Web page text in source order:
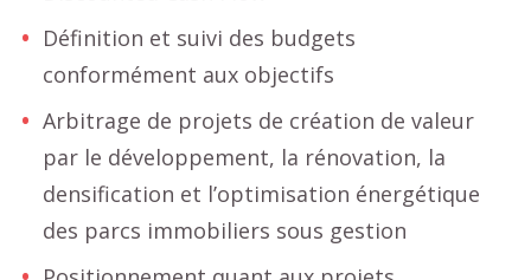
Définition et suivi des budgets
conformément aux objectifs
Arbitrage de projets de création de valeur
par le développement, la rénovation, la
densification et l’optimisation énergétique
des parcs immobiliers sous gestion